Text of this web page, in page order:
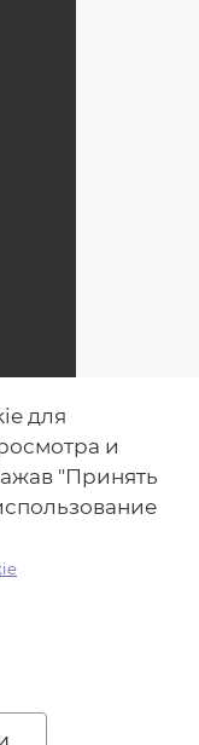
для
и
"Принять